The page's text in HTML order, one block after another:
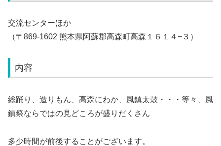
交流センターほか
（〒869-1602 熊本県阿蘇郡高森町高森１６１４−３）
内容
総踊り、造りもん、高森にわか、風鎮太鼓・・・等々、風
鎮祭ならではの見どころが盛りだくさん
多少時間が前後することがございます。